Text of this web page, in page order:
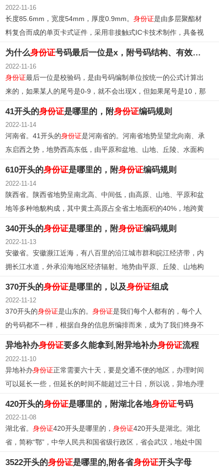
2022-11-16
长度85.6mm，宽度54mm，厚度0.9mm。身份证是由多层聚酯材
料复合而成的单页卡式证件，采用非接触式IC卡技术制作，具备视
读和机读两种功能。
为什么身份证号码最后一位是x，附号码结构、有效期限
2022-11-16
身份证最后一位是校验码，是由号码编制单位按统一的公式计算出
来的，如果某人的尾号是0-9，就不会出现X，但如果尾号是10，那
41开头的身份证是哪里的，附身份证编码规则
2022-11-14
河南省。41开头的身份证是河南省的。河南省地势呈望北向南、承
东启西之势，地势西高东低，由平原和盆地、山地、丘陵、水面构
成；地跨海河、黄河、淮河、长江四大流域。大部分地处暖温带，
地处沿海开放地区与中西部地区的结合部，是中国经济由东向西梯
次推进发展的中间地带。
610开头的身份证是哪里的，附身份证编码规则
2022-11-14
陕西省。陕西省地势呈南北高、中间低，由高原、山地、平原和盆
地等多种地貌构成，其中黄土高原占全省土地面积的40%，地跨黄
季风气候，关中及陕北大部属暖温带季风气候，陕南属北亚热带季
风气候。
340开头的身份证是哪里的，附身份证编码规则
2022-11-13
安徽省。安徽濒江近海，有八百里的沿江城市群和皖江经济带，内
拥长江水道，外承沿海地区经济辐射。地势由平原、丘陵、山地构
带湿润季风气候，南北兼容。
370开头的身份证是哪里的，以及身份证组成
2022-11-12
370开头的身份证是山东的。身份证是我们每个人都有的，每个人
的号码都不一样，根据自身的信息所编排而来，成为了我们终身不
变的身份代码。
异地补办身份证要多久能拿到,附异地补办身份证流程
2022-11-10
异地补办身份证正常需要六十天，要是交通不便的地区，办理时间
可以延长一些，但延长的时间不能超过三十日，所以说，异地办理
420开头的身份证是哪里的，附湖北各地身份证号码
2022-11-08
湖北省。身份证420开头是哪里的，身份证420开头是湖北。湖北
省，简称“鄂”，中华人民共和国省级行政区，省会武汉，地处中国
3522开头的身份证是哪里的,附各省身份证开头字母